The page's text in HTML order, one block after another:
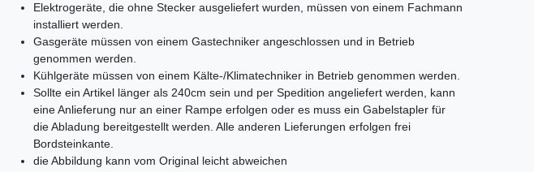
Elektrogeräte, die ohne Stecker ausgeliefert wurden, müssen von einem Fachmann
installiert werden.
Gasgeräte müssen von einem Gastechniker angeschlossen und in Betrieb
genommen werden.
Kühlgeräte müssen von einem Kälte-/Klimatechniker in Betrieb genommen werden.
Sollte ein Artikel länger als 240cm sein und per Spedition angeliefert werden, kann
eine Anlieferung nur an einer Rampe erfolgen oder es muss ein Gabelstapler für
die Abladung bereitgestellt werden. Alle anderen Lieferungen erfolgen frei
Bordsteinkante.
die Abbildung kann vom Original leicht abweichen